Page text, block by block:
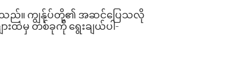
ပါသည်။ ကျွန်ုပ်တို့၏ အဆင်ပြေသလို
းထဲမှ တစ်ခုကို ရွေးချယ်ပါ-